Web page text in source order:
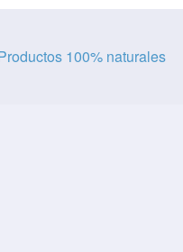
100% naturales